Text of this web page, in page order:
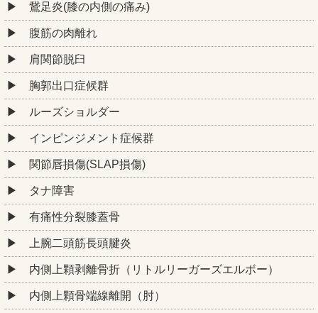
鵞足炎(膝の内側の痛み)
腹筋の肉離れ
肩関節脱臼
胸郭出口症候群
ルーズショルダー
インピンジメント症候群
関節唇損傷(SLAP損傷)
タナ障害
有痛性分裂膝蓋骨
上腕二頭筋長頭腱炎
内側上顆剥離骨折（リトルリーガーズエルボー）
内側上顆骨端線離開（肘）